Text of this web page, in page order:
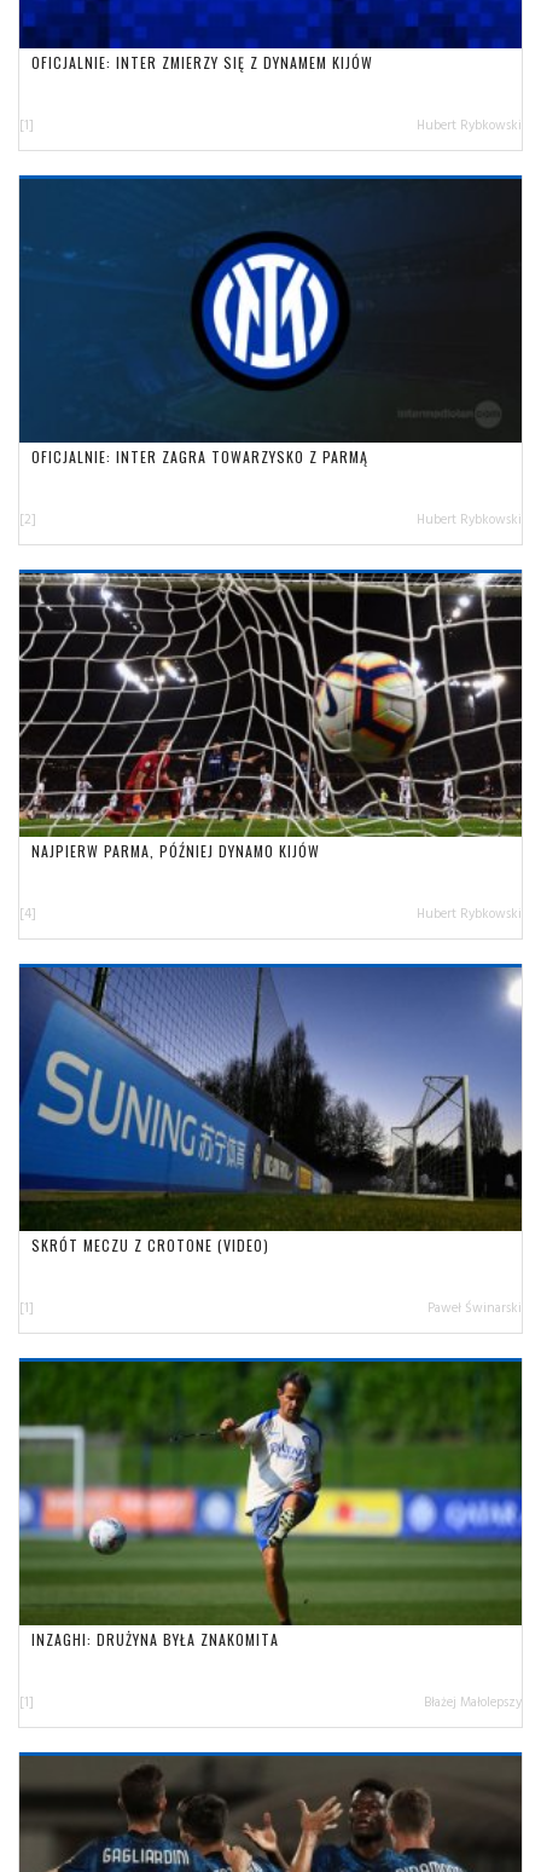
OFICJALNIE: INTER ZMIERZY SIĘ Z DYNAMEM KIJÓW
[1] Hubert Rybkowski
OFICJALNIE: INTER ZAGRA TOWARZYSKO Z PARMĄ
[2] Hubert Rybkowski
NAJPIERW PARMA, PÓŹNIEJ DYNAMO KIJÓW
[4] Hubert Rybkowski
SKRÓT MECZU Z CROTONE (VIDEO)
[1] Paweł Świnarski
INZAGHI: DRUŻYNA BYŁA ZNAKOMITA
[1] Błażej Małolepszy